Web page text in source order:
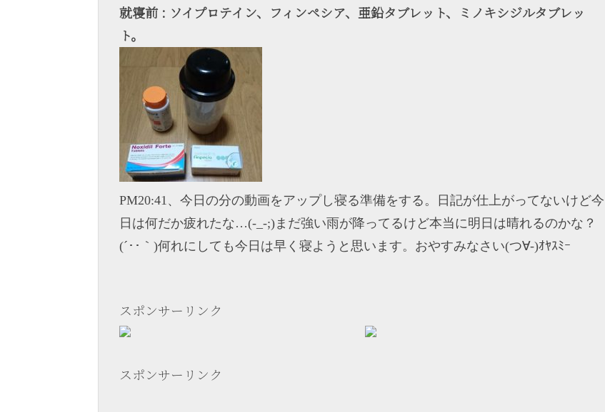
就寝前 : ソイプロテイン、フィンペシア、亜鉛タブレット、ミノキシジルタブレッ
ト。
PM20:41、今日の分の動画をアップし寝る準備をする。日記が仕上がってないけど今
日は何だか疲れたな…(-_-;)まだ強い雨が降ってるけど本当に明日は晴れるのかな？
(´･･｀)何れにしても今日は早く寝ようと思います。おやすみなさい(つ∀-)ｵﾔｽﾐｰ
スポンサーリンク
スポンサーリンク